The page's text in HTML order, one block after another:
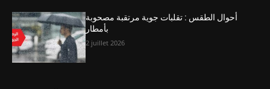
أحوال الطقس : تقلبات جوية مرتقبة مصحوبة
بأمطار
2 juillet 2026